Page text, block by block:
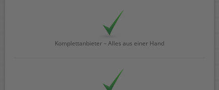
Komplettanbieter – Alles aus einer Hand